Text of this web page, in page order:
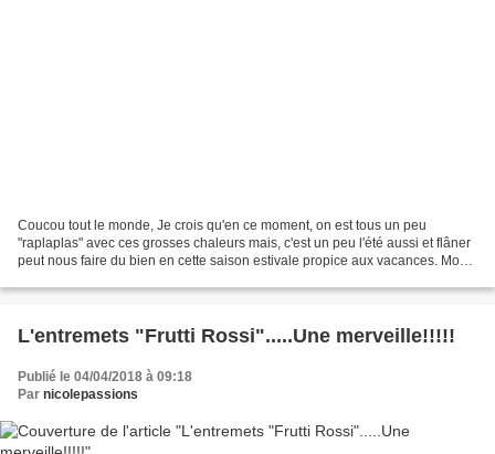
Coucou tout le monde, Je crois qu'en ce moment, on est tous un peu
"raplaplas" avec ces grosses chaleurs mais, c'est un peu l'été aussi et flâner
peut nous faire du bien en cette saison estivale propice aux vacances. Mon
L'entremets "Frutti Rossi".....Une merveille!!!!!
Publié le 04/04/2018 à 09:18
Par nicolepassions